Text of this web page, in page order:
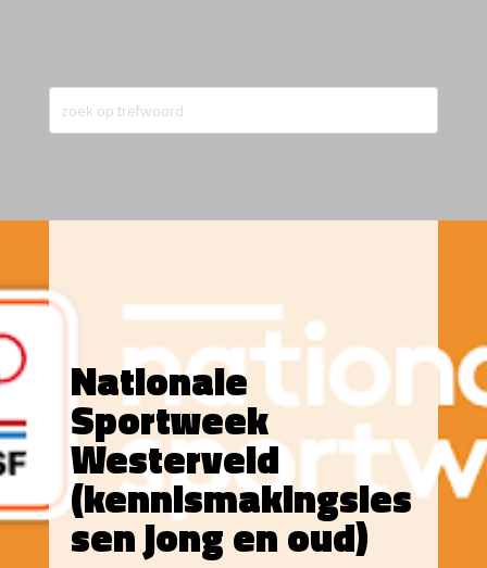
Nationale
Sportweek
Westerveld
(kennismakingsles
sen jong en oud)